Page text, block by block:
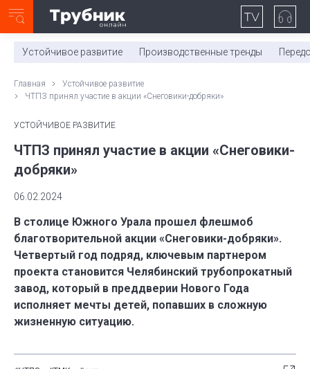
0:00/ 11:03
Устойчивое развитие Производственные тренды
Главная
Устойчивое развитие
ЧТПЗ принял участие в акции «Снеговики-добряки»
УСТОЙЧИВОЕ РАЗВИТИЕ
ЧТПЗ принял участие в акции «Снеговики-
добряки»
06.02.2024
В столице Южного Урала прошел флешмоб
благотворительной акции «Снеговики-добряки».
Четвертый год подряд, ключевым партнером
проекта становится Челябинский трубопрокатный
завод, который в преддверии Нового Года
исполняет мечты детей, попавших в сложную
жизненную ситуацию.